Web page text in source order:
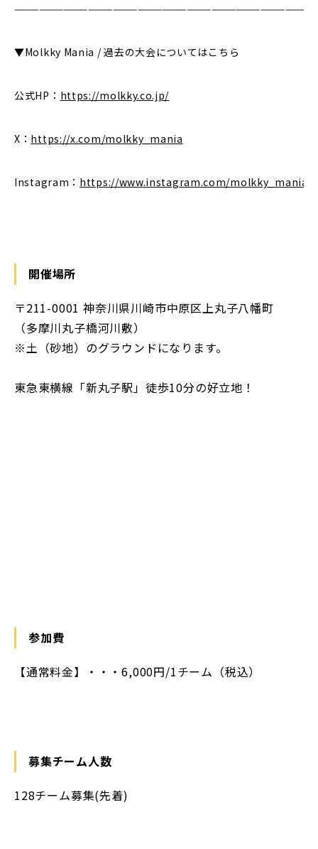
▼Molkky Mania / 過去の大会についてはこちら
公式HP： https://molkky.co.jp/
X： https://x.com/molkky_mania
Instagram： https://www.instagram.com/molkky_mania/
開催場所
〒211-0001 神奈川県川崎市中原区上丸子八幡町
（多摩川丸子橋河川敷）
※土（砂地）のグラウンドになります。
東急東横線「新丸子駅」徒歩10分の好立地！
参加費
【通常料金】・・・6,000円/1チーム（税込）
募集チーム人数
128チーム募集(先着)